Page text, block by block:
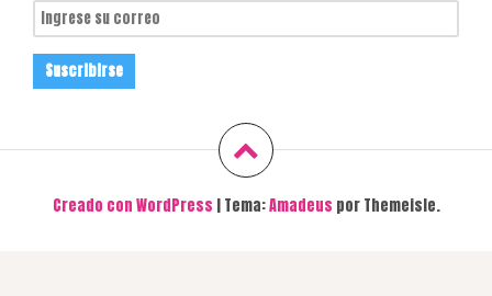
Creado con WordPress |Tema:Amadeus por Themeisle.